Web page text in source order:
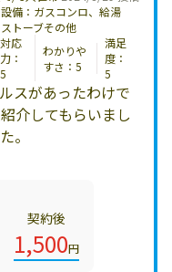
備：ガスコンロ、給湯
トーブその他
対応
力：
5
わかりや
すさ：5
満足
度：
5
スがあったわけで
介してもらいまし
。
契約後
1,500円